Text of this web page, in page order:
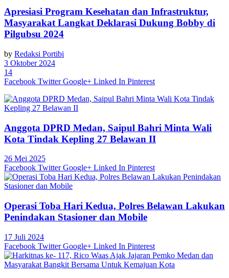
Apresiasi Program Kesehatan dan Infrastruktur,
Masyarakat Langkat Deklarasi Dukung Bobby di
Pilgubsu 2024
by Redaksi Portibi
3 Oktober 2024
14
Facebook Twitter Google+ Linked In Pinterest
Anggota DPRD Medan, Saipul Bahri Minta Wali
Kota Tindak Kepling 27 Belawan II
26 Mei 2025
Facebook Twitter Google+ Linked In Pinterest
Operasi Toba Hari Kedua, Polres Belawan Lakukan
Penindakan Stasioner dan Mobile
17 Juli 2024
Facebook Twitter Google+ Linked In Pinterest